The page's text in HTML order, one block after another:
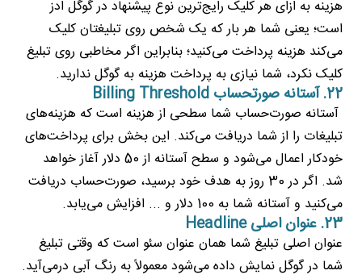
هزینه به ازای هر کلیک رایج‌ترین نوع پیشنهاد در گوگل ادز
است؛ یعنی شما هر بار که یک شخص روی تبلیغتان کلیک
می‌کند هزینه پرداخت می‌کنید؛ بنابراین اگر مخاطبی روی تبلیغ
کلیک نکرد، شما نیازی به پرداخت هزینه به گوگل ندارید.
22. آستانه صورتحساب Billing Threshold
آستانه صورت‌حساب شما سطحی از هزینه است که هزینه‌های
تبلیغات را از شما دریافت می‌کند. این بخش برای پرداخت‌های
خودکار اعمال می‌شود و سطح آستانه از 50 دلار آغاز خواهد
شد. اگر در 30 روز به هدف خود برسید، صورت‌حساب دریافت
می‌کنید و آستانه شما به 100 دلار و ... افزایش می‌یابد.
23. عنوان اصلی Headline
عنوان اصلی تبلیغ شما همان عنوان سئو است که وقتی تبلیغ
شما در گوگل نمایش داده می‌شود معمولاً به رنگ آبی درمی‌آید.